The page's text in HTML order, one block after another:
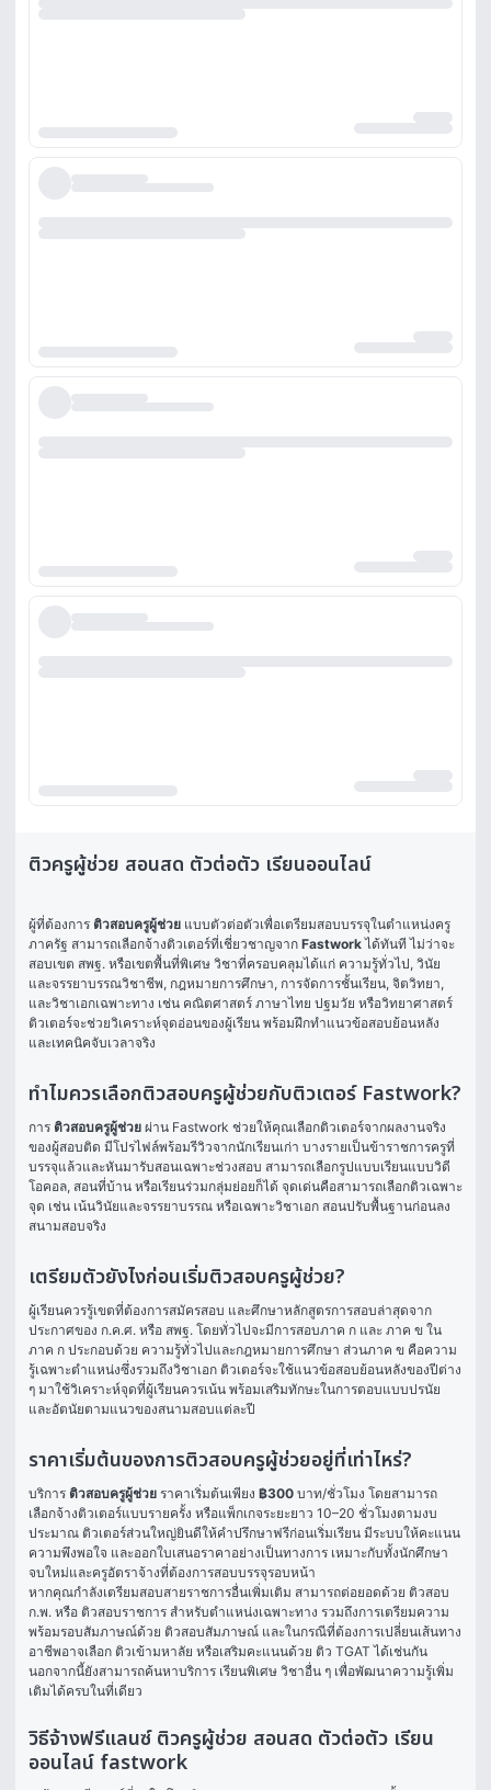
ติวครูผู้ช่วย สอนสด ตัวต่อตัว เรียนออนไลน์
ผู้ที่ต้องการ ติวสอบครูผู้ช่วย แบบตัวต่อตัวเพื่อเตรียมสอบบรรจุในตำแหน่งครู
ภาครัฐ สามารถเลือกจ้างติวเตอร์ที่เชี่ยวชาญจาก Fastwork ได้ทันที ไม่ว่าจะ
สอบเขต สพฐ. หรือเขตพื้นที่พิเศษ วิชาที่ครอบคลุมได้แก่ ความรู้ทั่วไป, วินัย
และจรรยาบรรณวิชาชีพ, กฎหมายการศึกษา, การจัดการชั้นเรียน, จิตวิทยา,
และวิชาเอกเฉพาะทาง เช่น คณิตศาสตร์ ภาษาไทย ปฐมวัย หรือวิทยาศาสตร์
ติวเตอร์จะช่วยวิเคราะห์จุดอ่อนของผู้เรียน พร้อมฝึกทำแนวข้อสอบย้อนหลัง
และเทคนิคจับเวลาจริง
ทำไมควรเลือกติวสอบครูผู้ช่วยกับติวเตอร์ Fastwork?
การ ติวสอบครูผู้ช่วย ผ่าน Fastwork ช่วยให้คุณเลือกติวเตอร์จากผลงานจริง
ของผู้สอบติด มีโปรไฟล์พร้อมรีวิวจากนักเรียนเก่า บางรายเป็นข้าราชการครูที่
บรรจุแล้วและหันมารับสอนเฉพาะช่วงสอบ สามารถเลือกรูปแบบเรียนแบบวิดี
โอคอล, สอนที่บ้าน หรือเรียนร่วมกลุ่มย่อยก็ได้ จุดเด่นคือสามารถเลือกติวเฉพาะ
จุด เช่น เน้นวินัยและจรรยาบรรณ หรือเฉพาะวิชาเอก สอนปรับพื้นฐานก่อนลง
สนามสอบจริง
เตรียมตัวยังไงก่อนเริ่มติวสอบครูผู้ช่วย?
ผู้เรียนควรรู้เขตที่ต้องการสมัครสอบ และศึกษาหลักสูตรการสอบล่าสุดจาก
ประกาศของ ก.ค.ศ. หรือ สพฐ. โดยทั่วไปจะมีการสอบภาค ก และ ภาค ข ใน
ภาค ก ประกอบด้วย ความรู้ทั่วไปและกฎหมายการศึกษา ส่วนภาค ข คือความ
รู้เฉพาะตำแหน่งซึ่งรวมถึงวิชาเอก ติวเตอร์จะใช้แนวข้อสอบย้อนหลังของปีต่าง
ๆ มาใช้วิเคราะห์จุดที่ผู้เรียนควรเน้น พร้อมเสริมทักษะในการตอบแบบปรนัย
และอัตนัยตามแนวของสนามสอบแต่ละปี
ราคาเริ่มต้นของการติวสอบครูผู้ช่วยอยู่ที่เท่าไหร่?
บริการ ติวสอบครูผู้ช่วย ราคาเริ่มต้นเพียง ฿300 บาท/ชั่วโมง โดยสามารถ
เลือกจ้างติวเตอร์แบบรายครั้ง หรือแพ็กเกจระยะยาว 10–20 ชั่วโมงตามงบ
ประมาณ ติวเตอร์ส่วนใหญ่ยินดีให้คำปรึกษาฟรีก่อนเริ่มเรียน มีระบบให้คะแนน
ความพึงพอใจ และออกใบเสนอราคาอย่างเป็นทางการ เหมาะกับทั้งนักศึกษา
จบใหม่และครูอัตราจ้างที่ต้องการสอบบรรจุรอบหน้า
หากคุณกำลังเตรียมสอบสายราชการอื่นเพิ่มเติม สามารถต่อยอดด้วย ติวสอบ
ก.พ. หรือ ติวสอบราชการ สำหรับตำแหน่งเฉพาะทาง รวมถึงการเตรียมความ
พร้อมรอบสัมภาษณ์ด้วย ติวสอบสัมภาษณ์ และในกรณีที่ต้องการเปลี่ยนเส้นทาง
อาชีพอาจเลือก ติวเข้ามหาลัย หรือเสริมคะแนนด้วย ติว TGAT ได้เช่นกัน
นอกจากนี้ยังสามารถค้นหาบริการ เรียนพิเศษ วิชาอื่น ๆ เพื่อพัฒนาความรู้เพิ่ม
เติมได้ครบในที่เดียว
วิธีจ้างฟรีแลนซ์ ติวครูผู้ช่วย สอนสด ตัวต่อตัว เรียน
ออนไลน์ fastwork